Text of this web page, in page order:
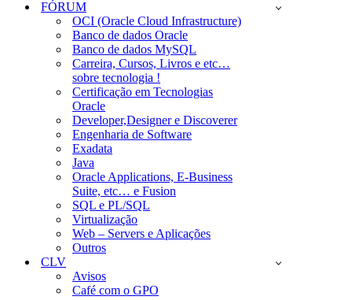
FÓRUM
OCI (Oracle Cloud Infrastructure)
Banco de dados Oracle
Banco de dados MySQL
Carreira, Cursos, Livros e etc…
sobre tecnologia !
Certificação em Tecnologias
Oracle
Developer,Designer e Discoverer
Engenharia de Software
Exadata
Java
Oracle Applications, E-Business
Suite, etc… e Fusion
SQL e PL/SQL
Virtualização
Web – Servers e Aplicações
Outros
CLV
Avisos
Café com o GPO